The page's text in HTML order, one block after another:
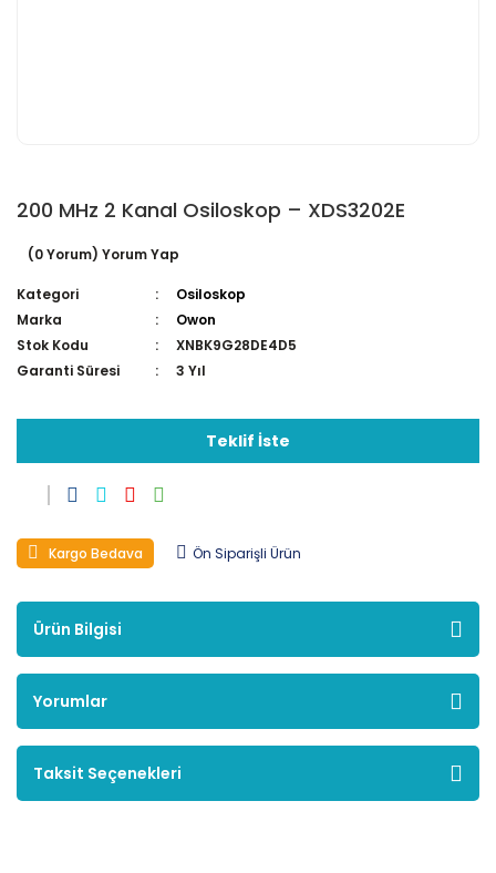
200 MHz 2 Kanal Osiloskop – XDS3202E
(0 Yorum) Yorum Yap
Kategori
Osiloskop
Marka
Owon
Stok Kodu
XNBK9G28DE4D5
Garanti Süresi
3 Yıl
Teklif İste
Kargo Bedava Ön Siparişli Ürün
Ürün Bilgisi
Yorumlar
Taksit Seçenekleri